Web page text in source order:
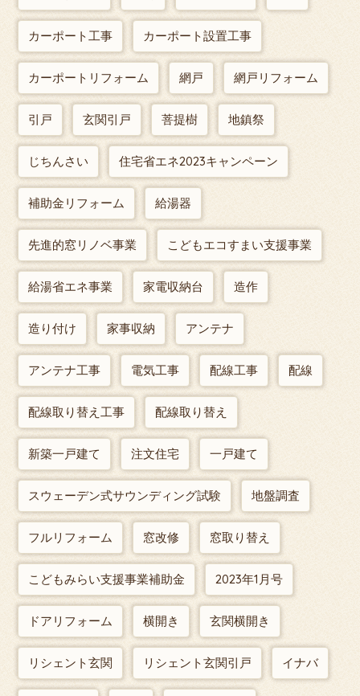
カーポート工事 カーポート設置工事
カーポートリフォーム 網戸 網戸リフォーム
引戸 玄関引戸 菩提樹 地鎮祭
じちんさい 住宅省エネ2023キャンペーン
補助金リフォーム 給湯器
先進的窓リノベ事業 こどもエコすまい支援事業
給湯省エネ事業 家電収納台 造作
造り付け 家事収納 アンテナ
アンテナ工事 電気工事 配線工事 配線
配線取り替え工事 配線取り替え
新築一戸建て 注文住宅 一戸建て
スウェーデン式サウンディング試験 地盤調査
フルリフォーム 窓改修 窓取り替え
こどもみらい支援事業補助金 2023年1月号
ドアリフォーム 横開き 玄関横開き
リシェント玄関 リシェント玄関引戸 イナバ